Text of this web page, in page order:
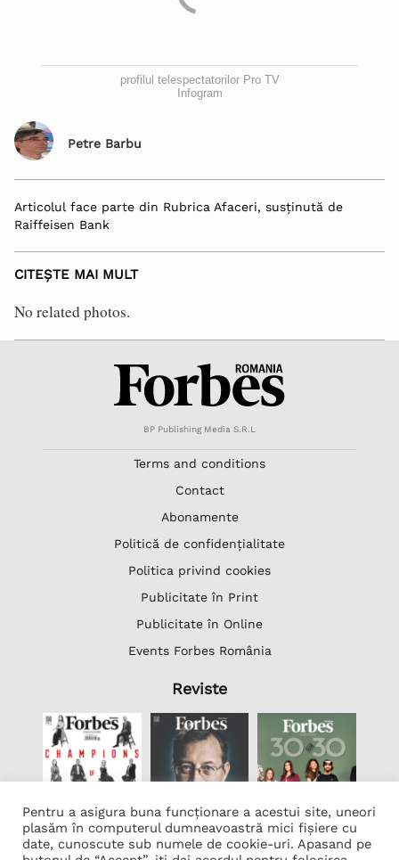
profilul telespectatorilor Pro TV
Infogram
Petre Barbu
Articolul face parte din Rubrica Afaceri, susținută de
Raiffeisen Bank
CITEȘTE MAI MULT
No related photos.
BP Publishing Media S.R.L
Terms and conditions
Contact
Abonamente
Politică de confidențialitate
Politica privind cookies
Publicitate în Print
Publicitate în Online
Events Forbes România
Reviste
Pentru a asigura buna funcționare a acestui site, uneori
plasăm în computerul dumneavoastră mici fișiere cu
date, cunoscute sub numele de cookie-uri. Apasand pe